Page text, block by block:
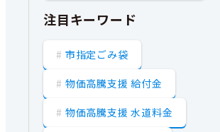
注目キーワード
市指定ごみ袋
物価高騰支援 給付金
物価高騰支援 水道料金